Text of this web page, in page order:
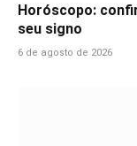
Horóscopo:
seu signo
6 de agosto de 2026